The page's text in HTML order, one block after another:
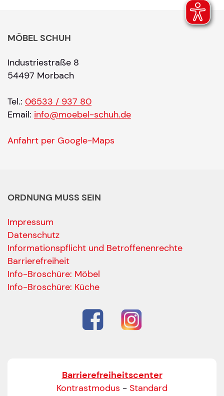
Ihre Kontaktdaten
Alle mit Stern gekennzeichneten Felder sind
Name*
Bitte geben Sie Ihren vollständigen Namen ein.
Bitte geben Sie eine gültige E-Mail-Adresse ein.
Telefon*
MÖBEL SCHUH
Industriestraße 8
54497 Morbach
Tel.: 06533 / 937 80
Email: info@moebel-schuh.de
Anfahrt per Google-Maps
ORDNUNG MUSS SEIN
Impressum
Datenschutz
Informationspflicht und Betroffenenrechte
Barrierefreiheit
Info-Broschüre: Möbel
Info-Broschüre: Küche
Barrierefreiheitscenter
Kontrastmodus - Standard